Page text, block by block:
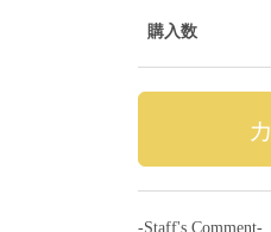
購入数
-Staff's Comment-